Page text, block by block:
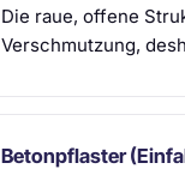
Die raue, offene
Verschmutzung,
Betonpflaster